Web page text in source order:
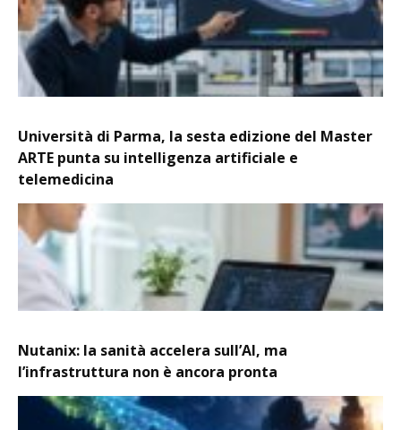
Università di Parma, la sesta edizione del Master
ARTE punta su intelligenza artificiale e
telemedicina
Nutanix: la sanità accelera sull’AI, ma
l’infrastruttura non è ancora pronta